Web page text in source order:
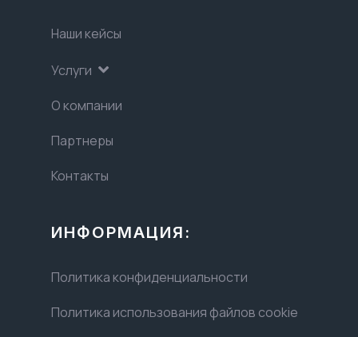
Наши кейсы
Услуги
О компании
Партнеры
Контакты
ИНФОРМАЦИЯ:
Политика конфиденциальности
Политика использования файлов cookie